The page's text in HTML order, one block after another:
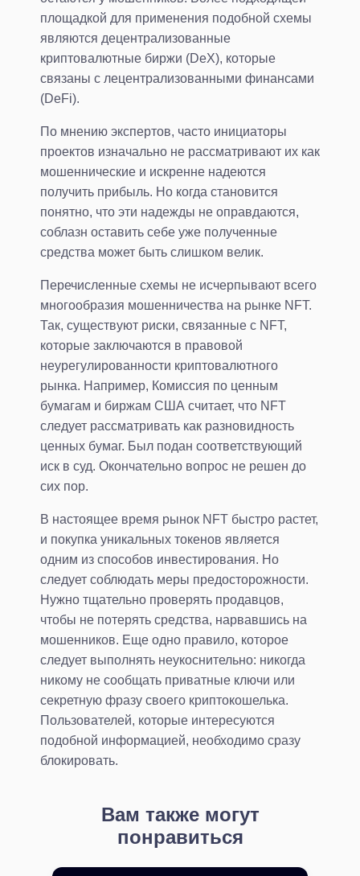
площадкой для применения подобной схемы
являются децентрализованные
криптовалютные биржи (DeX), которые
связаны с лецентрализованными финансами
(DeFi).
По мнению экспертов, часто инициаторы
проектов изначально не рассматривают их как
мошеннические и искренне надеются
получить прибыль. Но когда становится
понятно, что эти надежды не оправдаются,
соблазн оставить себе уже полученные
средства может быть слишком велик.
Перечисленные схемы не исчерпывают всего
многообразия мошенничества на рынке NFT.
Так, существуют риски, связанные с NFT,
которые заключаются в правовой
неурегулированности криптовалютного
рынка. Например, Комиссия по ценным
бумагам и биржам США считает, что NFT
следует рассматривать как разновидность
ценных бумаг. Был подан соответствующий
иск в суд. Окончательно вопрос не решен до
сих пор.
В настоящее время рынок NFT быстро растет,
и покупка уникальных токенов является
одним из способов инвестирования. Но
следует соблюдать меры предосторожности.
Нужно тщательно проверять продавцов,
чтобы не потерять средства, нарвавшись на
мошенников. Еще одно правило, которое
следует выполнять неукоснительно: никогда
никому не сообщать приватные ключи или
секретную фразу своего криптокошелька.
Пользователей, которые интересуются
подобной информацией, необходимо сразу
блокировать.
Вам также могут
понравиться